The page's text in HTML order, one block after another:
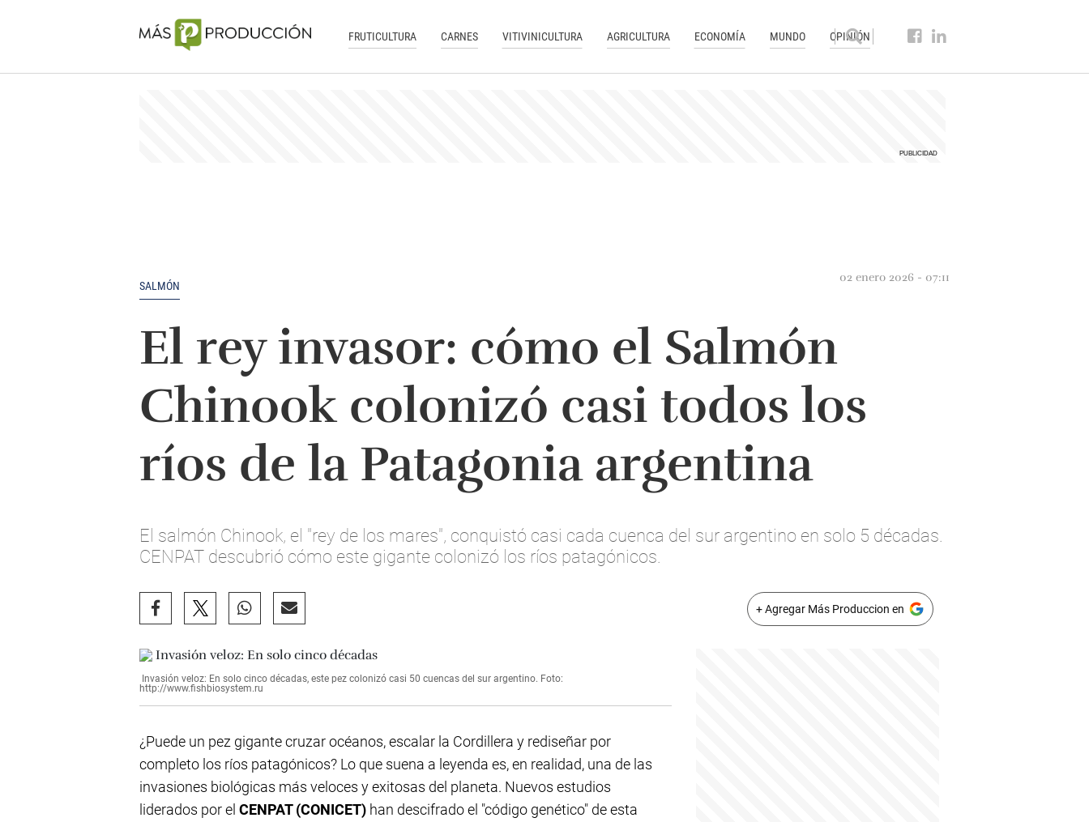
FRUTICULTURA CARNES VITIVINICULTURA AGRICULTURA ECONOMÍA MUNDO OPINIÓN
SALMÓN
02 enero 2026 - 07:11
El rey invasor: cómo el Salmón
Chinook colonizó casi todos los
ríos de la Patagonia argentina
El salmón Chinook, el "rey de los mares", conquistó casi cada cuenca del sur argentino en solo 5 décadas.
CENPAT descubrió cómo este gigante colonizó los ríos patagónicos.
+ Agregar Más Produccion en
Invasión veloz: En solo cinco décadas, este pez colonizó casi 50 cuencas del sur argentino. Foto:
http://www.fishbiosystem.ru
¿Puede un pez gigante cruzar océanos, escalar la Cordillera y rediseñar por
completo los ríos patagónicos? Lo que suena a leyenda es, en realidad, una de las
invasiones biológicas más veloces y exitosas del planeta. Nuevos estudios
liderados por el CENPAT (CONICET) han descifrado el "código genético" de esta